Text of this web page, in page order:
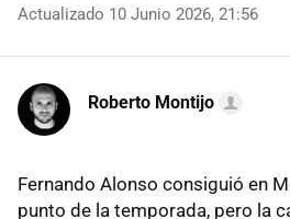
Actualizado 10 Junio 2026, 21:56
Roberto Montijo
Fernando Alonso consiguió en
punto de la temporada, pero la